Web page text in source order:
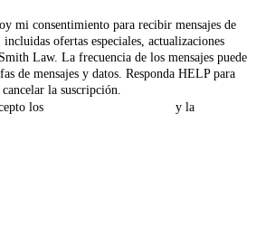
mi consentimiento para recibir mensajes de
ofertas especiales, actualizaciones
Law. La frecuencia de los mensajes puede
de mensajes y datos. Responda HELP para
la suscripción.
los
y la